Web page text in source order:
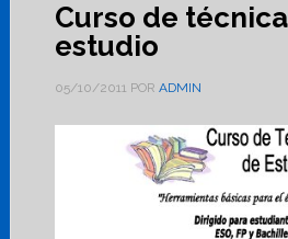
Curso de
estudio
05/10/2011 POR ADMIN